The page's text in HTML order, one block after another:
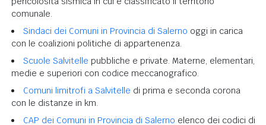
comunale.
Sindaci dei Comuni in Provincia di Salerno oggi in carica
con le coalizioni politiche di appartenenza.
Scuole Salvitelle pubbliche e private. Materne, elementari,
medie e superiori con codice meccanografico.
Comuni limitrofi a Salvitelle di prima e seconda corona
con le distanze in km.
CAP dei Comuni in Provincia di Salerno elenco dei codici di